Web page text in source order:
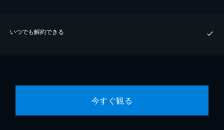
いつでも解約できる
今すぐ観る